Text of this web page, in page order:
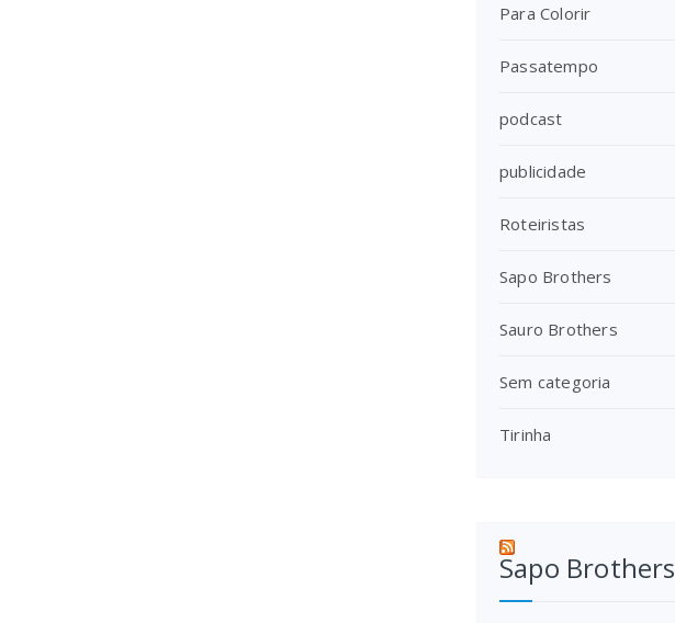
Para Colorir
Passatempo
podcast
publicidade
Roteiristas
Sapo Brothers
Sauro Brothers
Sem categoria
Tirinha
Sapo Brothers